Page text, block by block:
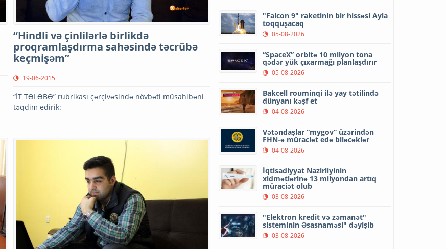
“Hindli və çinlilərlə birlikdə
proqramlaşdırma sahəsində təcrübə
keçmişəm”
19-06-2015
“İT TƏLƏBƏ” rubrikası çərçivəsində növbəti müsahibəni
təqdim edirik:
"Falcon 9" raketinin bir hissəsi Ayla
toqquşacaq
05-08-2026
“SpaceX” orbitə 10 milyon tona
qədər yük çıxarmağı planlaşdırır
05-08-2026
Bakcell rouminqi ilə yay tətilində
dünyanı kəşf et
04-08-2026
Vətəndaşlar “mygov” üzərindən
FHN-ə müraciət edə biləcəklər
04-08-2026
İqtisadiyyat Nazirliyinin
xidmətlərinə 13 milyondan artıq
müraciət olub
03-08-2026
"Elektron kredit və zəmanət"
sisteminin Əsasnaməsi" dəyişib
03-08-2026